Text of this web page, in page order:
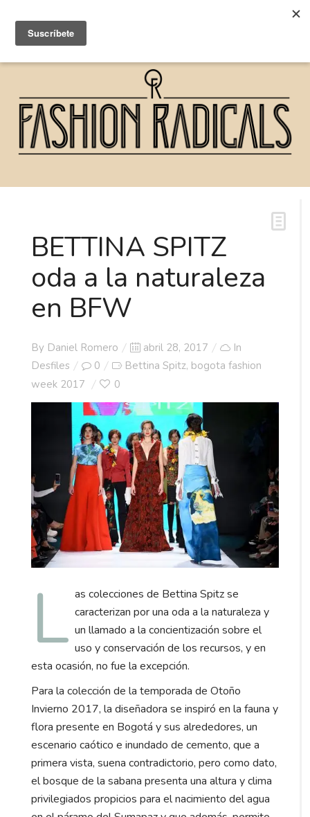
BETTINA SPITZ
oda a la naturaleza
en BFW
By Daniel Romero
Posted
on
abril 28, 2017
In
Desfiles
0 Bettina Spitz, bogota fashion
week 2017
0
L as colecciones de Bettina Spitz se
caracterizan por una oda a la naturaleza y
un llamado a la concientización sobre el
uso y conservación de los recursos, y en
esta ocasión, no fue la excepción.
Para la colección de la temporada de Otoño
Invierno 2017, la diseñadora se inspiró en la fauna y
flora presente en Bogotá y sus alrededores, un
escenario caótico e inundado de cemento, que a
primera vista, suena contradictorio, pero como dato,
el bosque de la sabana presenta una altura y clima
privilegiados propicios para el nacimiento del agua